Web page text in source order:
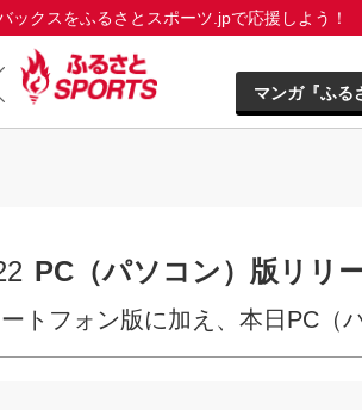
ックスをふるさとスポーツ.jpで応援しよう！
マンガ『ふる
PC（パソコン）版リリ
トフォン版に加え、本日PC（